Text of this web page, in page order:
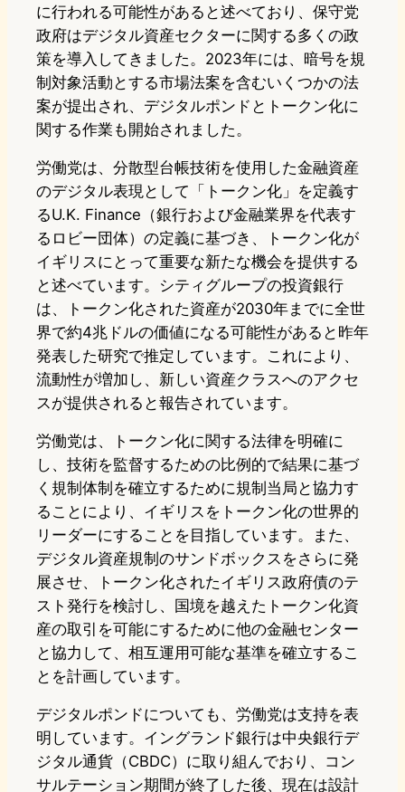
に行われる可能性があると述べており、保守党
政府はデジタル資産セクターに関する多くの政
策を導入してきました。2023年には、暗号を規
制対象活動とする市場法案を含むいくつかの法
案が提出され、デジタルポンドとトークン化に
関する作業も開始されました。
労働党は、分散型台帳技術を使用した金融資産
のデジタル表現として「トークン化」を定義す
るU.K. Finance（銀行および金融業界を代表す
るロビー団体）の定義に基づき、トークン化が
イギリスにとって重要な新たな機会を提供する
と述べています。シティグループの投資銀行
は、トークン化された資産が2030年までに全世
界で約4兆ドルの価値になる可能性があると昨年
発表した研究で推定しています。これにより、
流動性が増加し、新しい資産クラスへのアクセ
スが提供されると報告されています。
労働党は、トークン化に関する法律を明確に
し、技術を監督するための比例的で結果に基づ
く規制体制を確立するために規制当局と協力す
ることにより、イギリスをトークン化の世界的
リーダーにすることを目指しています。また、
デジタル資産規制のサンドボックスをさらに発
展させ、トークン化されたイギリス政府債のテ
スト発行を検討し、国境を越えたトークン化資
産の取引を可能にするために他の金融センター
と協力して、相互運用可能な基準を確立するこ
とを計画しています。
デジタルポンドについても、労働党は支持を表
明しています。イングランド銀行は中央銀行デ
ジタル通貨（CBDC）に取り組んでおり、コン
サルテーション期間が終了した後、現在は設計